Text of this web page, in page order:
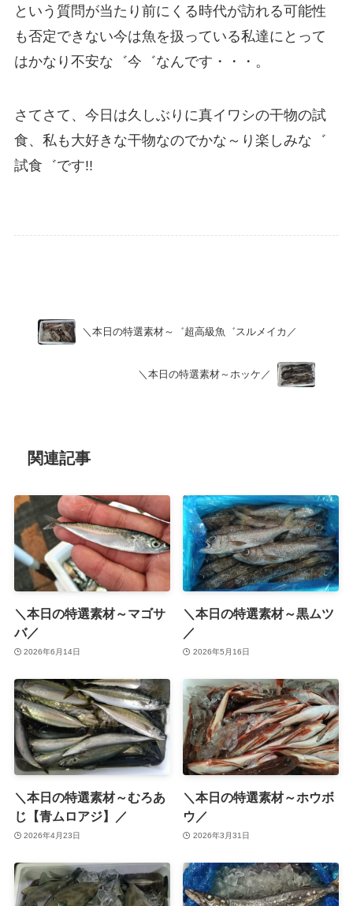
という質問が当たり前にくる時代が訪れる可能性
も否定できない今は魚を扱っている私達にとって
はかなり不安な゛今゛なんです・・・。
さてさて、今日は久しぶりに真イワシの干物の試
食、私も大好きな干物なのでかな～り楽しみな゛
試食゛です!!
＼本日の特選素材～゛超高級魚゛スルメイカ／
＼本日の特選素材～ホッケ／
関連記事
＼本日の特選素材～マゴサ
バ／
2026年6月14日
＼本日の特選素材～黒ムツ
／
2026年5月16日
＼本日の特選素材～むろあ
じ【青ムロアジ】／
2026年4月23日
＼本日の特選素材～ホウボ
ウ／
2026年3月31日